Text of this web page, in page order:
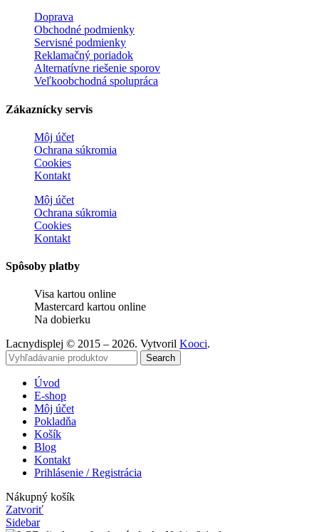
Doprava
Obchodné podmienky
Servisné podmienky
Reklamačný poriadok
Alternatívne riešenie sporov
Veľkoobchodná spolupráca
Zákaznícky servis
Môj účet
Ochrana súkromia
Cookies
Kontakt
Môj účet
Ochrana súkromia
Cookies
Kontakt
Spôsoby platby
Visa kartou online
Mastercard kartou online
Na dobierku
Lacnydisplej © 2015 – 2026. Vytvoril Kooci.
Search
Úvod
E-shop
Môj účet
Pokladňa
Košík
Blog
Kontakt
Prihlásenie / Registrácia
Nákupný košík
Zatvoriť
Sidebar